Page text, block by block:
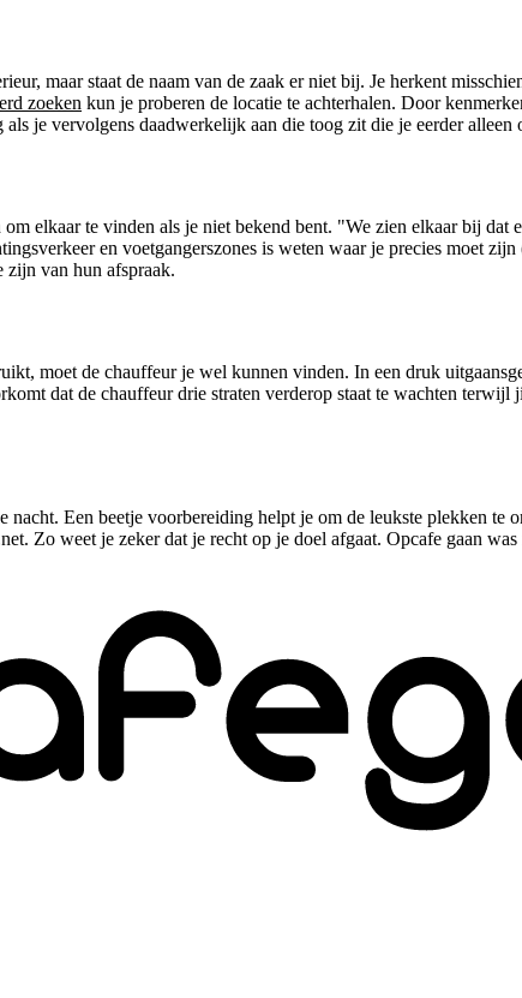
maar staat de naam van de zaak er niet bij. Je herkent
zoeken kun je proberen de locatie te achterhalen. Door
je vervolgens daadwerkelijk aan die toog zit die je eerder alleen
elkaar te vinden als je niet bekend bent. "We zien elkaar bij dat
en voetgangerszones is weten waar je precies moet
zijn van hun afspraak.
moet de chauffeur je wel kunnen vinden. In een druk
dat de chauffeur drie straten verderop staat te wachten
Een beetje voorbereiding helpt je om de leukste plekken te
Zo weet je zeker dat je recht op je doel afgaat. Opcafe gaan